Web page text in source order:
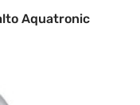
Aquatronic